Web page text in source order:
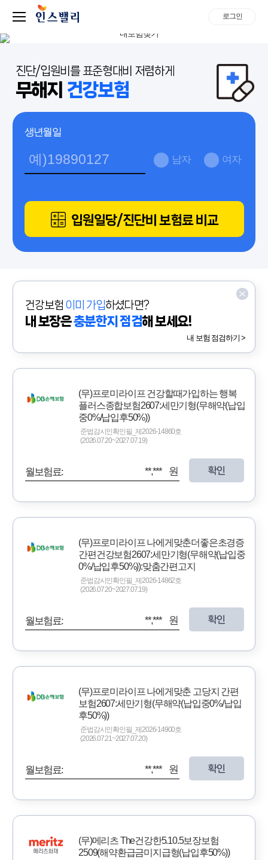
로그인
진단/입원비를 표준형대비 저렴하게
무해지 건강보험
생년월일
남자 여자
입원일당/진단비 보험료 비교
건강보험 이미 가입하셨다면?
내 보장은충분한지 점검해 보세요!
내 보험 점검하기 >
(무)프로미라이프 건강할때가입하는 행복
플러스종합보험2607:세만기형(무해약(납입
중0%/납입후50%))
준법감시인확인필_제2026-14860호
(2026.07.20~2027.07.19)
월보험료: **,*** 원 확인
(무)프로미라이프 나에게맞춘더좋은초경증
간편건강보험2607:세만기형(무해약(납입중
0%/납입후50%)):맞춤간편고지
준법감시인확인필_제2026-14862호
(2026.07.20~2027.07.19)
월보험료: **,*** 원 확인
(무)프로미라이프 나에게맞춘 고당지 간편
보험2607:세만기형(무해약(납입중0%/납입
후50%))
준법감시인확인필_제2026-14900호
(2026.07.21~2027.07.20)
월보험료: **,*** 원 확인
(무)메리츠 The건강한5.10.5보장보험
2509(해약환급금미지급형(납입후50%))